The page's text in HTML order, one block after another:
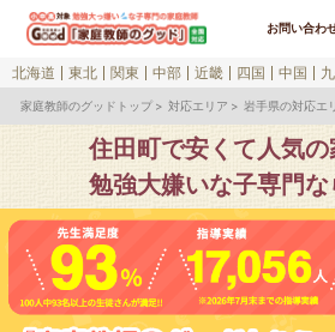
お問い合わ
北海道 東北 関東 中部 近畿 四国 中国
家庭教師のグッドトップ 対応エリア 岩手県の対応エ
住田町で安くて人気の
勉強大嫌いな子専門な